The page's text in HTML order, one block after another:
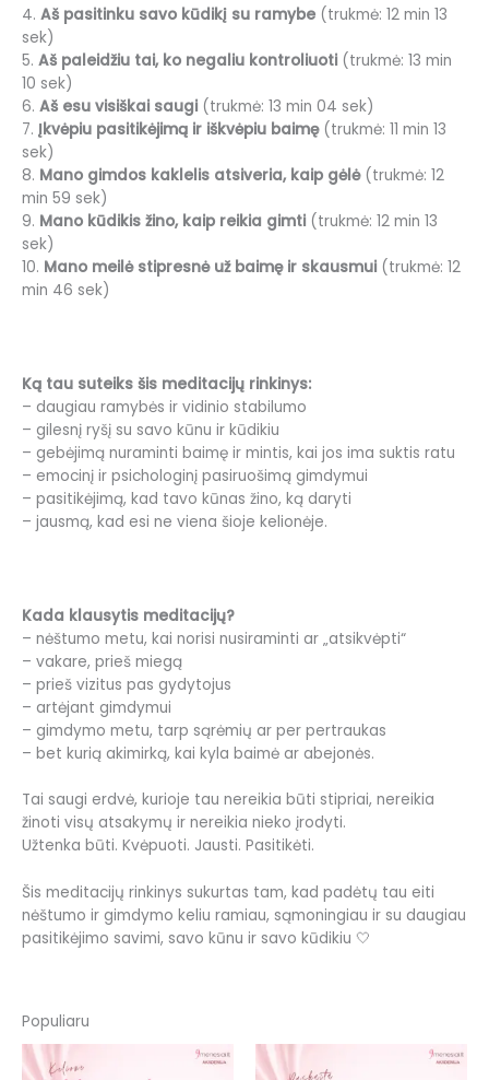
4. Aš pasitinku savo kūdikį su ramybe (trukmė: 12 min 13
sek)
5. Aš paleidžiu tai, ko negaliu kontroliuoti (trukmė: 13 min
10 sek)
6. Aš esu visiškai saugi (trukmė: 13 min 04 sek)
7. Įkvėpiu pasitikėjimą ir iškvėpiu baimę(trukmė: 11 min 13
sek)
8. Mano gimdos kaklelis atsiveria, kaip gėlė(trukmė: 12
min 59 sek)
9. Mano kūdikis žino, kaip reikia gimti (trukmė: 12 min 13
sek)
10. Mano meilė stipresnė už baimę ir skausmui (trukmė: 12
min 46 sek)
Ką tau suteiks šis meditacijų rinkinys:
– daugiau ramybės ir vidinio stabilumo
– gilesnį ryšį su savo kūnu ir kūdikiu
– gebėjimą nuraminti baimę ir mintis, kai jos ima suktis ratu
– emocinį ir psichologinį pasiruošimą gimdymui
– pasitikėjimą, kad tavo kūnas žino, ką daryti
– jausmą, kad esi ne viena šioje kelionėje.
Kada klausytis meditacijų?
– nėštumo metu, kai norisi nusiraminti ar „atsikvėpti“
– vakare, prieš miegą
– prieš vizitus pas gydytojus
– artėjant gimdymui
– gimdymo metu, tarp sąrėmių ar per pertraukas
– bet kurią akimirką, kai kyla baimė ar abejonės.
Tai saugi erdvė, kurioje tau nereikia būti stipriai, nereikia
žinoti visų atsakymų ir nereikia nieko įrodyti.
Užtenka būti. Kvėpuoti. Jausti. Pasitikėti.
Šis meditacijų rinkinys sukurtas tam, kad padėtų tau eiti
nėštumo ir gimdymo keliu ramiau, sąmoningiau ir su daugiau
pasitikėjimo savimi, savo kūnu ir savo kūdikiu 🤍
Populiaru